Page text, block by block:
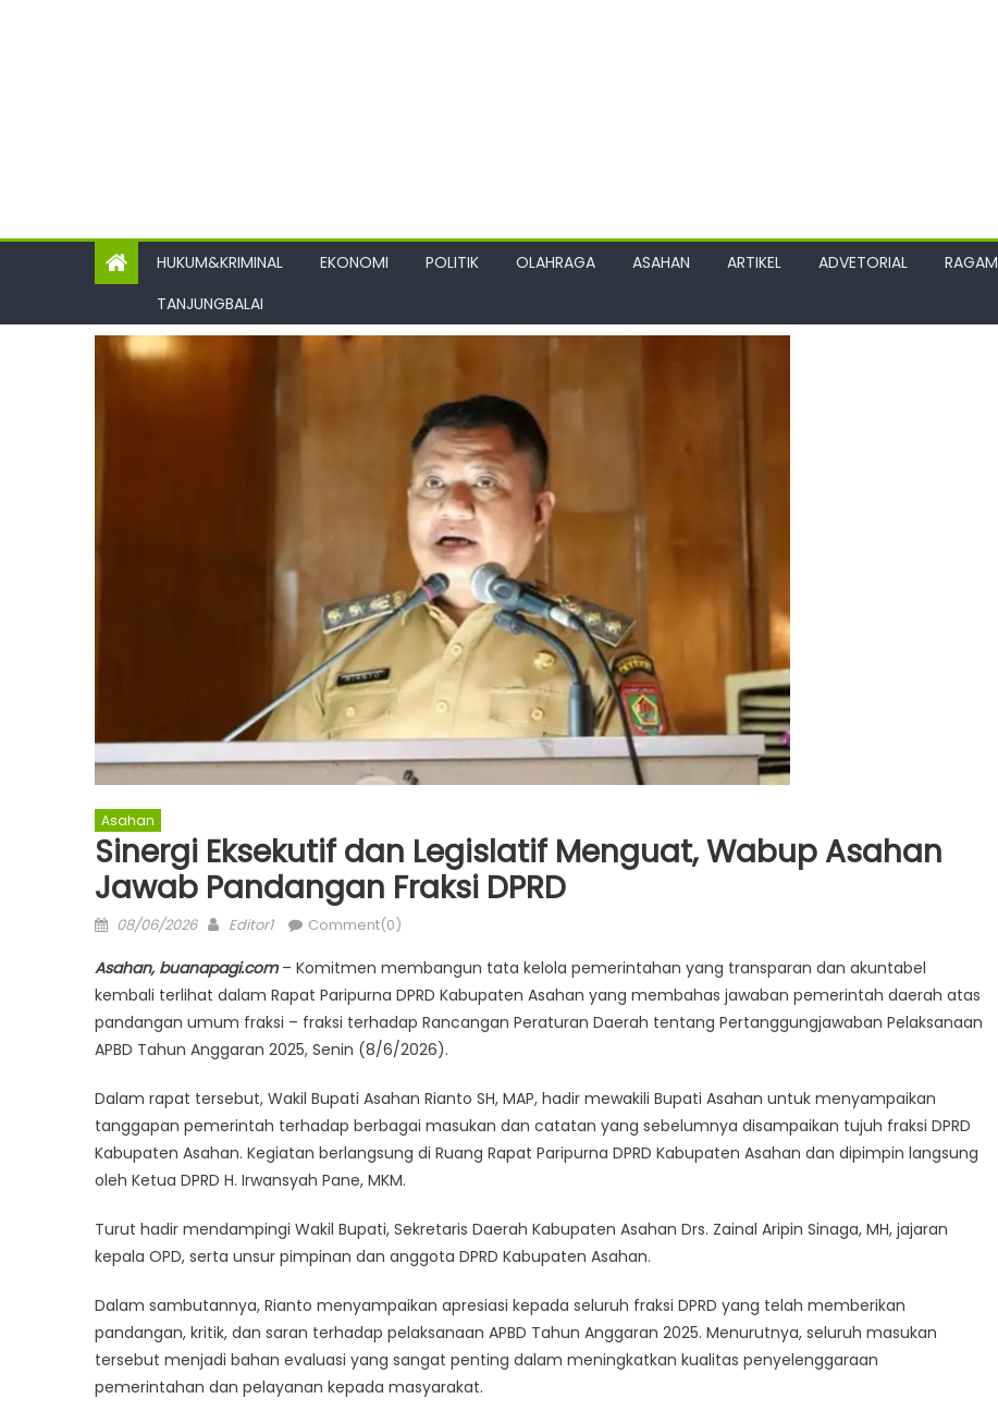
HUKUM&KRIMINAL EKONOMI POLITIK OLAHRAGA ASAHAN ARTIKEL ADVETORIAL RAGAM
TANJUNGBALAI
Asahan
Sinergi Eksekutif dan Legislatif Menguat, Wabup Asahan
Jawab Pandangan Fraksi DPRD
Posted
08/06/2026 Author
Editor1 Comment(0)
Asahan, buanapagi.com– Komitmen membangun tata kelola pemerintahan yang transparan dan akuntabel
kembali terlihat dalam Rapat Paripurna DPRD Kabupaten Asahan yang membahas jawaban pemerintah daerah atas
pandangan umum fraksi – fraksi terhadap Rancangan Peraturan Daerah tentang Pertanggungjawaban Pelaksanaan
APBD Tahun Anggaran 2025, Senin (8/6/2026).
Dalam rapat tersebut, Wakil Bupati Asahan Rianto SH, MAP, hadir mewakili Bupati Asahan untuk menyampaikan
tanggapan pemerintah terhadap berbagai masukan dan catatan yang sebelumnya disampaikan tujuh fraksi DPRD
Kabupaten Asahan. Kegiatan berlangsung di Ruang Rapat Paripurna DPRD Kabupaten Asahan dan dipimpin langsung
oleh Ketua DPRD H. Irwansyah Pane, MKM.
Turut hadir mendampingi Wakil Bupati, Sekretaris Daerah Kabupaten Asahan Drs. Zainal Aripin Sinaga, MH, jajaran
kepala OPD, serta unsur pimpinan dan anggota DPRD Kabupaten Asahan.
Dalam sambutannya, Rianto menyampaikan apresiasi kepada seluruh fraksi DPRD yang telah memberikan
pandangan, kritik, dan saran terhadap pelaksanaan APBD Tahun Anggaran 2025. Menurutnya, seluruh masukan
tersebut menjadi bahan evaluasi yang sangat penting dalam meningkatkan kualitas penyelenggaraan
pemerintahan dan pelayanan kepada masyarakat.